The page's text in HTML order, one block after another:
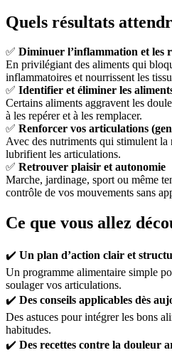
Quels résultats
✅ Diminuer l’inflammation et les
En privilégiant des aliments qui
inflammatoires et nourrissent les
✅ Identifier et éliminer les
Certains aliments aggravent les
à les repérer et à les remplacer.
✅ Renforcer vos articulations
Avec des nutriments qui stimulent la
lubrifient les articulations.
✅ Retrouver plaisir et autonomie
Marche, jardinage, sport ou même
contrôle de vos mouvements sans
Ce que vous allez
✔️ Un plan d’action clair et
Un programme alimentaire simple
soulager vos articulations.
✔️ Des conseils applicables dès
Des astuces pour intégrer les bons
habitudes.
✔️ Des recettes contre la douleur